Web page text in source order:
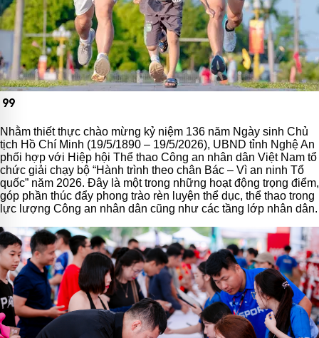
format_quote
Nhằm thiết thực chào mừng kỷ niệm 136 năm Ngày sinh Chủ
tịch Hồ Chí Minh (19/5/1890 – 19/5/2026), UBND tỉnh Nghệ An
phối hợp với Hiệp hội Thể thao Công an nhân dân Việt Nam tổ
chức giải chạy bộ “Hành trình theo chân Bác – Vì an ninh Tổ
quốc” năm 2026. Đây là một trong những hoạt động trọng điểm,
góp phần thúc đẩy phong trào rèn luyện thể dục, thể thao trong
lực lượng Công an nhân dân cũng như các tầng lớp nhân dân.